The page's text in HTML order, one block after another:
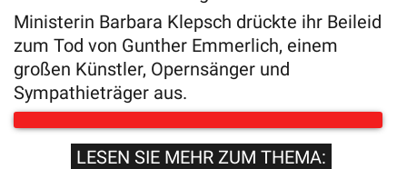
Ministerin Barbara Klepsch drückte ihr Beileid
zum Tod von Gunther Emmerlich, einem
großen Künstler, Opernsänger und
Sympathieträger aus.
LESEN SIE MEHR ZUM THEMA: